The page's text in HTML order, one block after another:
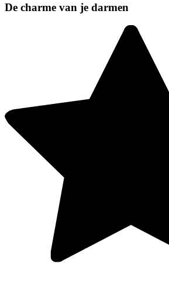
De charme van je darmen